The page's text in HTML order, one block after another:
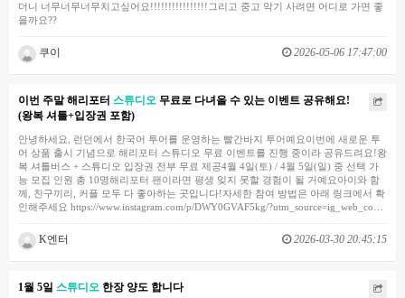
더니 너무너무너무치고싶어요!!!!!!!!!!!!!!!!그리고 중고 악기 사려면 어디로 가면 좋
을까요??
쿠이 2026-05-06 17:47:00
이번 주말 해리포터 스튜디오 무료로 다녀올 수 있는 이벤트 공유해요!
(왕복 셔틀+입장권 포함)
안녕하세요, 런던에서 한국어 투어를 운영하는 빨간바지 투어예요이번에 새로운 투
어 상품 출시 기념으로 해리포터 스튜디오 무료 이벤트를 진행 중이라 공유드려요!왕
복 셔틀버스 + 스튜디오 입장권 전부 무료 제공4월 4일(토) / 4월 5일(일) 중 선택 가
능 모집 인원 총 10명해리포터 팬이라면 평생 잊지 못할 경험이 될 거예요아이와 함
께, 친구끼리, 커플 모두 다 좋아하는 곳입니다!자세한 참여 방법은 아래 링크에서 확
인해주세요 https://www.instagram.com/p/DWY0GVAF5kg/?utm_source=ig_web_co…
K엔터 2026-03-30 20:45:15
1월 5일 스튜디오 한장 양도 합니다